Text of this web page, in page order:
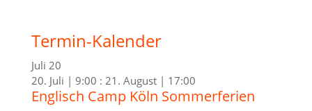
Termin-Kalender
Juli 20
20. Juli | 9:00 : 21. August | 17:00
Englisch Camp Köln Sommerferien